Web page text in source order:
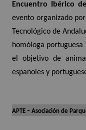
Encuentro Ibérico
evento organizado
Tecnológico de
homóloga portuguesa
el objetivo de
españoles y
APTE – Asociación de